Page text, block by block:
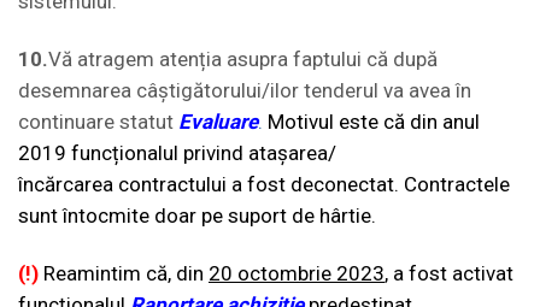
10.Vă atragem atenția asupra faptului că după
desemnarea câștigătorului/ilor tenderul va avea în
continuare statut Evaluare. Motivul este că din anul
2019 funcționalul privind atașarea/
încărcarea contractului a fost deconectat. Contractele
sunt întocmite doar pe suport de hârtie.
(!) Reamintim că, din 20 octombrie 2023, a fost activat